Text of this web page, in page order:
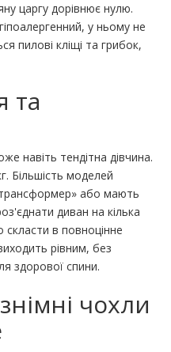
царгу дорівнює нулю.
у ньому не
пилові кліщі та грибок,
та
навіть тендітна дівчина.
Більшість моделей
або мають
диван на кілька
скласти в повноцінне
рівним, без
здорової спини.
чохли